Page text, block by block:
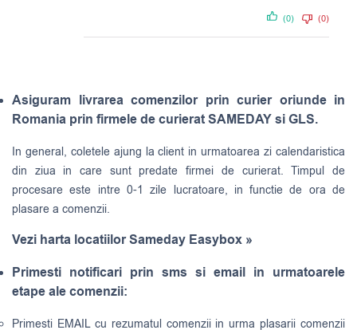
(0) (0)
Asiguram livrarea comenzilor prin curier oriunde in
Romania prin firmele de curierat SAMEDAY si GLS.
In general, coletele ajung la client in urmatoarea zi calendaristica
din ziua in care sunt predate firmei de curierat. Timpul de
procesare este intre 0-1 zile lucratoare, in functie de ora de
plasare a comenzii.
Vezi harta locatiilor Sameday Easybox »
Primesti notificari prin sms si email in urmatoarele
etape ale comenzii:
Primesti EMAIL cu rezumatul comenzii in urma plasarii comenzii